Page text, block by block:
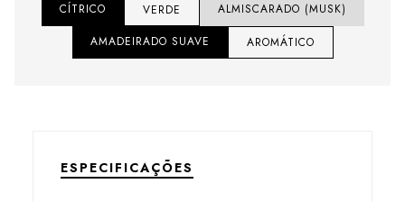
CÍTRICO VERDE
ALMISCARADO (MUSK)
AMADEIRADO SUAVE
AROMÁTICO
ESPECIFICAÇÕES